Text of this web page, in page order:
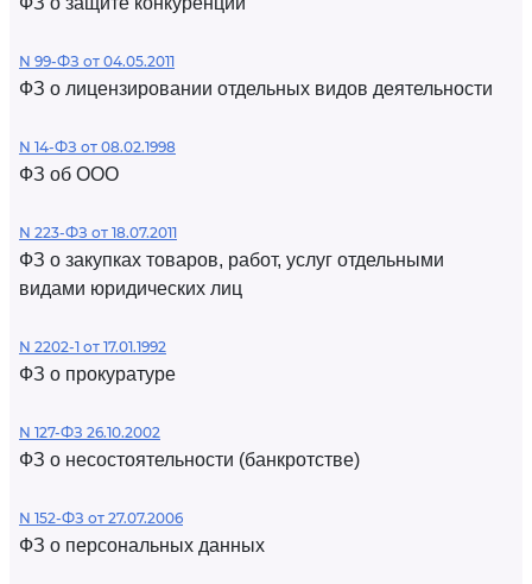
N 99-ФЗ от 04.05.2011
ФЗ о лицензировании отдельных видов деятельности
N 14-ФЗ от 08.02.1998
ФЗ об ООО
N 223-ФЗ от 18.07.2011
ФЗ о закупках товаров, работ, услуг отдельными
видами юридических лиц
N 2202-1 от 17.01.1992
ФЗ о прокуратуре
N 127-ФЗ 26.10.2002
ФЗ о несостоятельности (банкротстве)
N 152-ФЗ от 27.07.2006
ФЗ о персональных данных